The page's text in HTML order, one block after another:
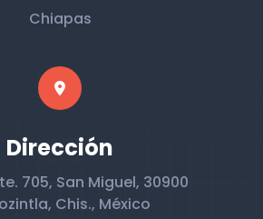
Chiapas
Dirección
705, San Miguel, 30900
Chis., México